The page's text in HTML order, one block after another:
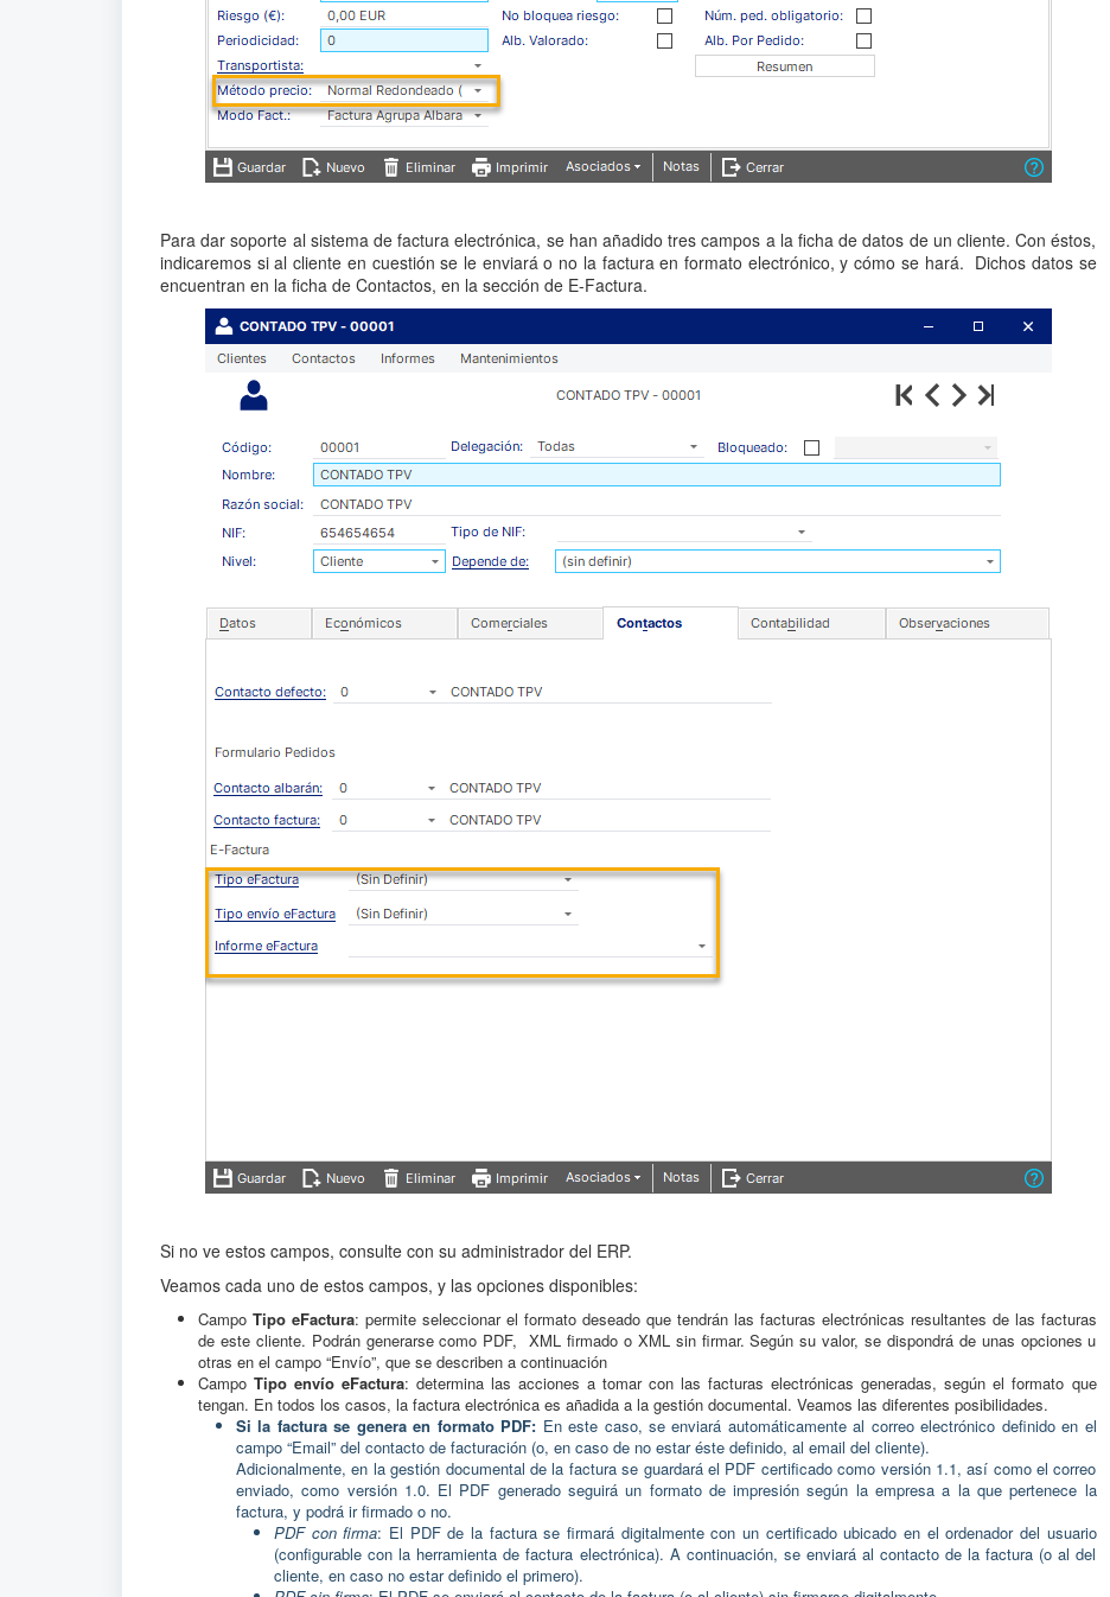
Para dar soporte al sistema de factura electrónica, se han añadido tres campos a la ficha de datos de un cliente. Con éstos,
indicaremos si al cliente en cuestión se le enviará o no la factura en formato electrónico, y cómo se hará. Dichos datos se
encuentran en la ficha de Contactos, en la sección de E-Factura.
Si no ve estos campos, consulte con su administrador del ERP.
Veamos cada uno de estos campos, y las opciones disponibles:
Campo Tipo eFactura: permite seleccionar el formato deseado que tendrán las facturas electrónicas resultantes de las facturas
de este cliente. Podrán generarse como PDF, XML firmado o XML sin firmar. Según su valor, se dispondrá de unas opciones u
otras en el campo “Envío”, que se describen a continuación
CampoTipo envío eFactura: determina las acciones a tomar con las facturas electrónicas generadas, según el formato que
tengan. En todos los casos, la factura electrónica es añadida a la gestión documental. Veamos las diferentes posibilidades.
Si la factura se genera en formato PDF: En este caso, se enviará automáticamente al correo electrónico definido en el
campo “Email” del contacto de facturación (o, en caso de no estar éste definido, al email del cliente).
Adicionalmente, en la gestión documental de la factura se guardará el PDF certificado como versión 1.1, así como el correo
enviado, como versión 1.0. El PDF generado seguirá un formato de impresión según la empresa a la que pertenece la
factura, y podrá ir firmado o no.
PDF con firma: El PDF de la factura se firmará digitalmente con un certificado ubicado en el ordenador del usuario
(configurable con la herramienta de factura electrónica). A continuación, se enviará al contacto de la factura (o al del
cliente, en caso no estar definido el primero).